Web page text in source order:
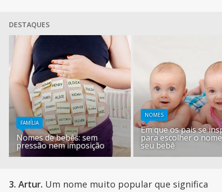
DESTAQUES
FAMÍLIA
Nomes de bebês: sem
pressão nem imposição
NOMES
Em que os pais se
para escolher o
seu bebê
3. Artur. Um nome muito popular que significa